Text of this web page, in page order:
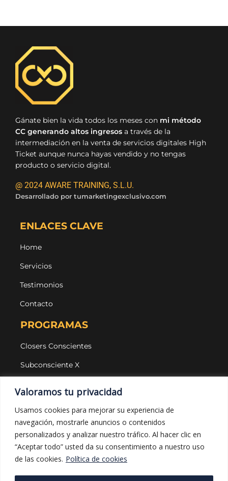
Valoramos tu privacidad
Usamos cookies para mejorar su experiencia de
navegación, mostrarle anuncios o contenidos
personalizados y analizar nuestro tráfico. Al hacer clic en
“Aceptar todo” usted da su consentimiento a nuestro uso
de las cookies. Política de cookies
Gánate bien la vida todos los meses con mi método
CC generando altos ingresos a través de la
intermediación en la venta de servicios digitales High
Ticket aunque nunca hayas vendido y no tengas
producto o servicio digital.
@ 2024 AWARE TRAINING, S.L.U.
Desarrollado por tumarketingexclusivo.com
ENLACES CLAVE
Home
Servicios
Testimonios
Contacto
PROGRAMAS
Closers Conscientes
Subconsciente X
LEGAL Y PROTECCIÓN
Aviso legal
Política de privacidad
Política de cookies